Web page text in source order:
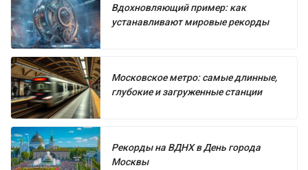
Вдохновляющий пример: как
устанавливают мировые рекорды
Московское метро: самые длинные,
глубокие и загруженные станции
Рекорды на ВДНХ в День города
Москвы